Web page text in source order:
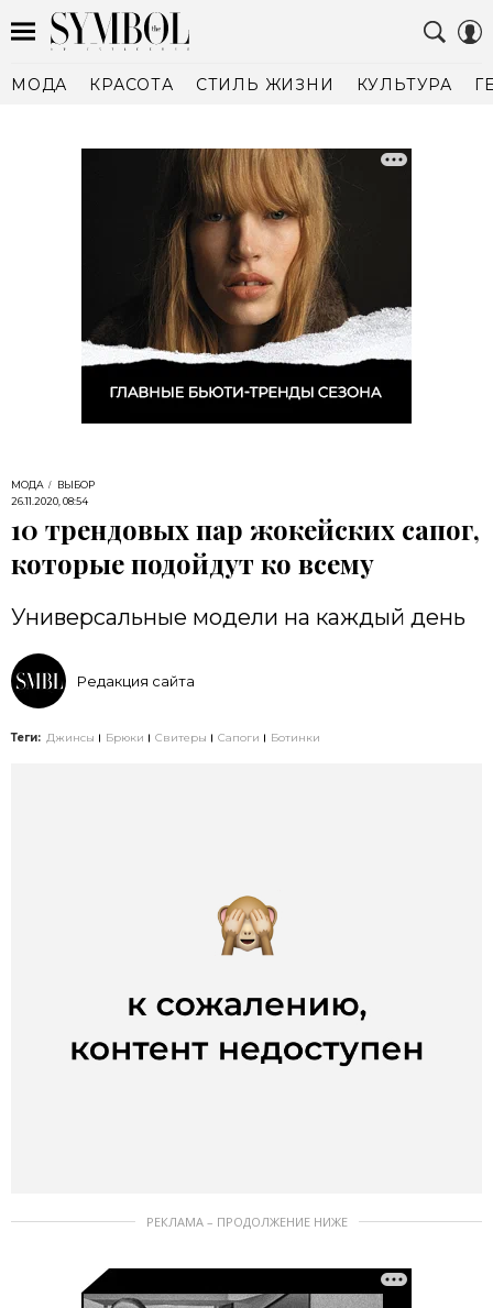
МОДА КРАСОТА СТИЛЬ ЖИЗНИ КУЛЬТУРА
МОДА
ВЫБОР
26.11.2020, 08:54
10 трендовых пар жокейских сапог,
которые подойдут ко всему
Универсальные модели на каждый день
Редакция сайта
Теги: Джинсы Брюки Свитеры Сапоги Ботинки
РЕКЛАМА – ПРОДОЛЖЕНИЕ НИЖЕ